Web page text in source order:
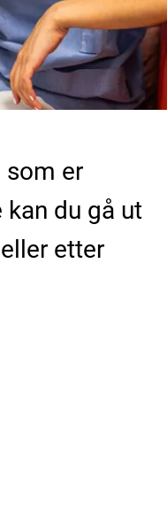
som er
du gå ut
etter